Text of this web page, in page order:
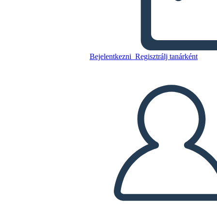
Bejelentkezni Regisztrálj tanárként
KÉSZÍTSEN EGY STORYBOARDOT
DIAVETÍTÉS LEJÁTSZÁSA
OLVASS NEKEM